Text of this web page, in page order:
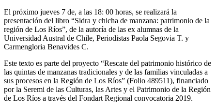
El próximo jueves 7 de, a las 18: 00 horas, se realizará la
presentación del libro “Sidra y chicha de manzana: patrimonio de la
región de Los Ríos”, de la autoría de las ex alumnas de la
Universidad Austral de Chile, Periodistas Paola Segovia T. y
Carmengloria Benavides C.
Este texto es parte del proyecto “Rescate del patrimonio histórico de
las quintas de manzanas tradicionales y de las familias vinculadas a
sus procesos en la Región de Los Ríos” (Folio 489511), financiado
por la Seremi de las Culturas, las Artes y el Patrimonio de la Región
de Los Ríos a través del Fondart Regional convocatoria 2019.